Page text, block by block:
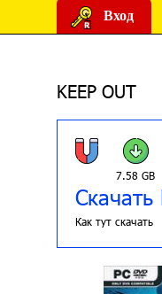
Вход
KEEP OUT
7.58 GB
Скачать
Как тут скачать